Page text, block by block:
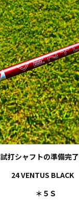
試打シャフトの準備完了
24 VENTUS BLACK
＊５Ｓ